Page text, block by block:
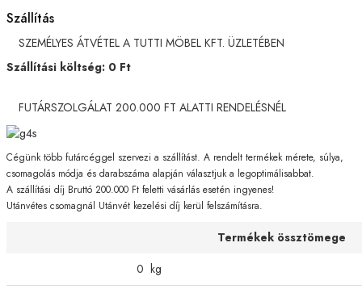
Szállítás
SZEMÉLYES ÁTVÉTEL A TUTTI MÖBEL KFT. ÜZLETÉBEN
Szállítási költség: 0 Ft
FUTÁRSZOLGÁLAT 200.000 FT ALATTI RENDELÉSNÉL
Cégünk több futárcéggel szervezi a szállítást. A rendelt termékek mérete, súlya,
csomagolás módja és darabszáma alapján választjuk a legoptimálisabbat.
A szállítási díj Bruttó 200.000 Ft feletti vásárlás esetén ingyenes!
Utánvétes csomagnál Utánvét kezelési díj kerül felszámításra.
Termékek össztömege
0 kg